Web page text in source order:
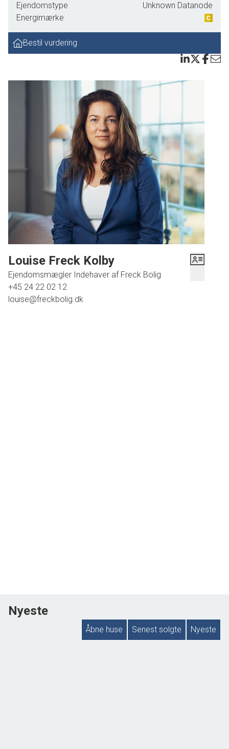
Ejendomstype
Unknown Datanode
Energimærke
Bestil vurdering
Louise Freck Kolby
Ejendomsmægler Indehaver af Freck Bolig
+45 24 22 02 12
louise@freckbolig.dk
Nyeste
Åbne huse Senest solgte Nyeste